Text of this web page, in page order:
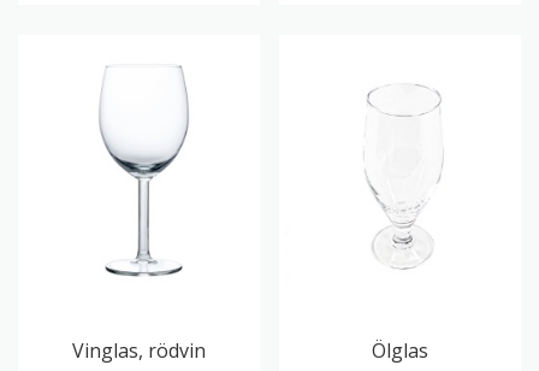
Vinglas, rödvin
Ölglas